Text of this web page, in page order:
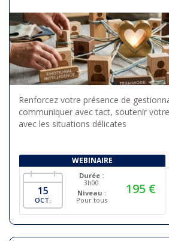
Renforcez votre présence de
communiquer avec tact, soutenir
avec les situations délicates
WEBINAIRE
15
OCT.
Durée :
3h00
Niveau :
Pour tous
195 €